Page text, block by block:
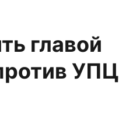
главой
УПЦ